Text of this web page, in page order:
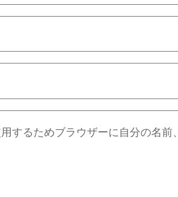
するためブラウザーに自分の名前